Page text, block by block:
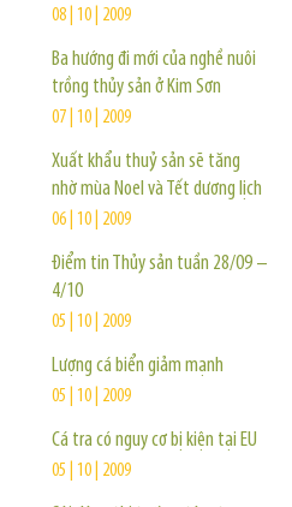
08 | 10 | 2009
Ba hướng đi mới của nghề nuôi
trồng thủy sản ở Kim Sơn
07 | 10 | 2009
Xuất khẩu thuỷ sản sẽ tăng
nhờ mùa Noel và Tết dương lịch
06 | 10 | 2009
Điểm tin Thủy sản tuần 28/09 –
4/10
05 | 10 | 2009
Lượng cá biển giảm mạnh
05 | 10 | 2009
Cá tra có nguy cơ bị kiện tại EU
05 | 10 | 2009